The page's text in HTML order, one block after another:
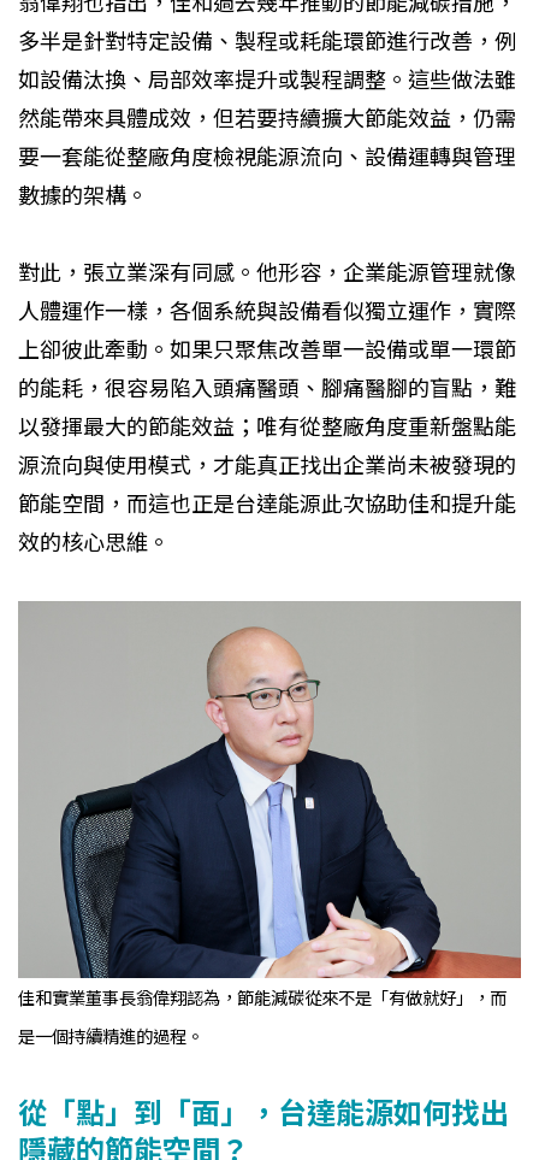
多半是針對特定設備、製程或耗能環節進行改善，例
如設備汰換、局部效率提升或製程調整。這些做法雖
然能帶來具體成效，但若要持續擴大節能效益，仍需
要一套能從整廠角度檢視能源流向、設備運轉與管理
數據的架構。
對此，張立業深有同感。他形容，企業能源管理就像
人體運作一樣，各個系統與設備看似獨立運作，實際
上卻彼此牽動。如果只聚焦改善單一設備或單一環節
的能耗，很容易陷入頭痛醫頭、腳痛醫腳的盲點，難
以發揮最大的節能效益；唯有從整廠角度重新盤點能
源流向與使用模式，才能真正找出企業尚未被發現的
節能空間，而這也正是台達能源此次協助佳和提升能
效的核心思維。
佳和實業董事長翁偉翔認為，節能減碳從來不是「有做就好」，而
是一個持續精進的過程。
從「點」到「面」，台達能源如何找出
隱藏的節能空間？